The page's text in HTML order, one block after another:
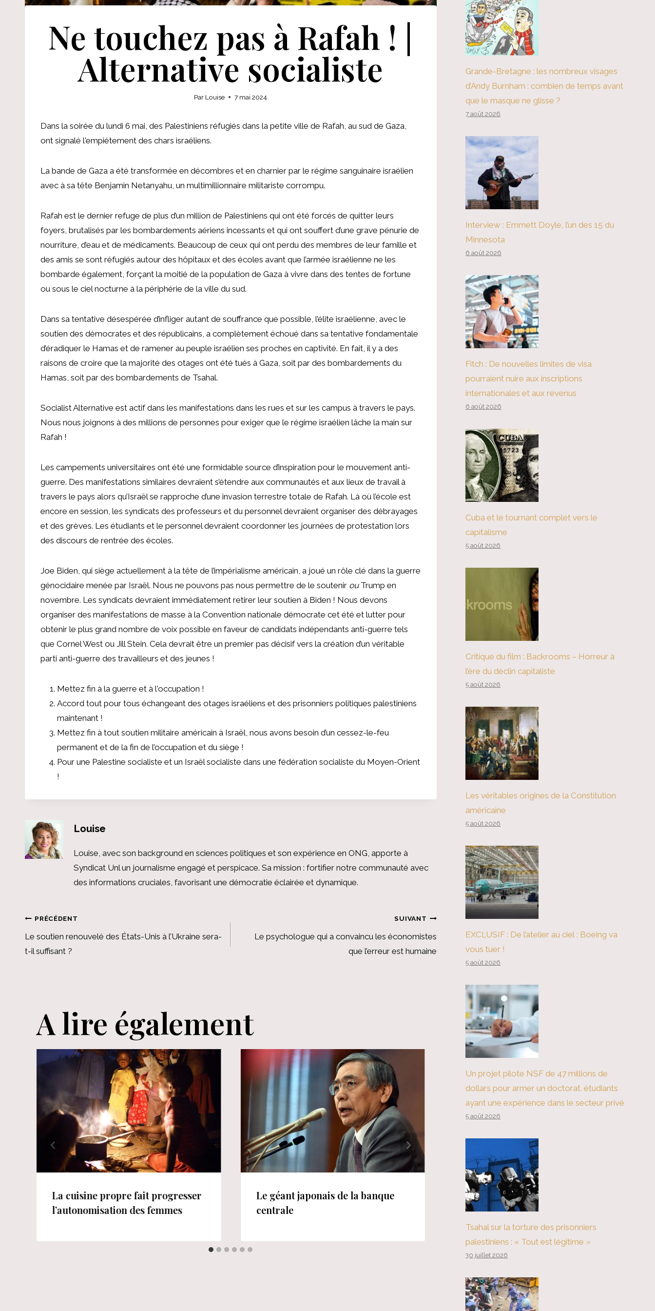
Ne touchez pas à Rafah ! |
Alternative socialiste
Par Louise 7 mai 2024
Dans la soirée du lundi 6 mai, des Palestiniens réfugiés dans la petite ville de Rafah, au sud de Gaza,
ont signalé l'empiétement des chars israéliens.
La bande de Gaza a été transformée en décombres et en charnier par le régime sanguinaire israélien
avec à sa tête Benjamin Netanyahu, un multimillionnaire militariste corrompu.
Rafah est le dernier refuge de plus d’un million de Palestiniens qui ont été forcés de quitter leurs
foyers, brutalisés par les bombardements aériens incessants et qui ont souffert d’une grave pénurie de
nourriture, d’eau et de médicaments. Beaucoup de ceux qui ont perdu des membres de leur famille et
des amis se sont réfugiés autour des hôpitaux et des écoles avant que l’armée israélienne ne les
bombarde également, forçant la moitié de la population de Gaza à vivre dans des tentes de fortune
ou sous le ciel nocturne à la périphérie de la ville du sud.
Dans sa tentative désespérée d’infliger autant de souffrance que possible, l’élite israélienne, avec le
soutien des démocrates et des républicains, a complètement échoué dans sa tentative fondamentale
d’éradiquer le Hamas et de ramener au peuple israélien ses proches en captivité. En fait, il y a des
raisons de croire que la majorité des otages ont été tués à Gaza, soit par des bombardements du
Hamas, soit par des bombardements de Tsahal.
Socialist Alternative est actif dans les manifestations dans les rues et sur les campus à travers le pays.
Nous nous joignons à des millions de personnes pour exiger que le régime israélien lâche la main sur
Rafah !
Les campements universitaires ont été une formidable source d’inspiration pour le mouvement anti-
guerre. Des manifestations similaires devraient s’étendre aux communautés et aux lieux de travail à
travers le pays alors qu’Israël se rapproche d’une invasion terrestre totale de Rafah. Là où l’école est
encore en session, les syndicats des professeurs et du personnel devraient organiser des débrayages
et des grèves. Les étudiants et le personnel devraient coordonner les journées de protestation lors
des discours de rentrée des écoles.
Joe Biden, qui siège actuellement à la tête de l’impérialisme américain, a joué un rôle clé dans la guerre
génocidaire menée par Israël. Nous ne pouvons pas nous permettre de le soutenir ou Trump en
novembre. Les syndicats devraient immédiatement retirer leur soutien à Biden ! Nous devons
organiser des manifestations de masse à la Convention nationale démocrate cet été et lutter pour
obtenir le plus grand nombre de voix possible en faveur de candidats indépendants anti-guerre tels
que Cornel West ou Jill Stein. Cela devrait être un premier pas décisif vers la création d’un véritable
parti anti-guerre des travailleurs et des jeunes !
Mettez fin à la guerre et à l'occupation !
Accord tout pour tous échangeant des otages israéliens et des prisonniers politiques palestiniens
maintenant !
Mettez fin à tout soutien militaire américain à Israël, nous avons besoin d’un cessez-le-feu
permanent et de la fin de l’occupation et du siège !
Pour une Palestine socialiste et un Israël socialiste dans une fédération socialiste du Moyen-Orient
!
Louise
Louise, avec son background en sciences politiques et son expérience en ONG, apporte à
Syndicat Unl un journalisme engagé et perspicace. Sa mission : fortifier notre communauté avec
des informations cruciales, favorisant une démocratie éclairée et dynamique.
Navigation
de
PRÉCÉDENT
Le soutien renouvelé des États-Unis à l’Ukraine sera-
t-il suffisant ?
SUIVANT
Le psychologue qui a convaincu les économistes
que l’erreur est humaine
A lire également
La cuisine propre fait progresser
l’autonomisation des femmes
Le géant japonais de la banque
centrale
SUR LE TERRAIN : Campements
de solidarité Boston Gaza
Grande-Bretagne : les nombreux visages
d’Andy Burnham : combien de temps avant
que le masque ne glisse ?
7 août 2026
Interview : Emmett Doyle, l’un des 15 du
Minnesota
6 août 2026
Fitch : De nouvelles limites de visa
pourraient nuire aux inscriptions
internationales et aux revenus
6 août 2026
Cuba et le tournant complet vers le
capitalisme
5 août 2026
Critique du film : Backrooms – Horreur à
l’ère du déclin capitaliste
5 août 2026
Les véritables origines de la Constitution
américaine
5 août 2026
EXCLUSIF : De l’atelier au ciel : Boeing va
vous tuer !
5 août 2026
Un projet pilote NSF de 47 millions de
dollars pour armer un doctorat. étudiants
ayant une expérience dans le secteur privé
5 août 2026
Tsahal sur la torture des prisonniers
palestiniens : « Tout est légitime »
30 juillet 2026